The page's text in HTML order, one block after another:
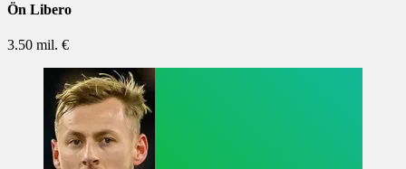
Ön Libero
3.50 mil. €